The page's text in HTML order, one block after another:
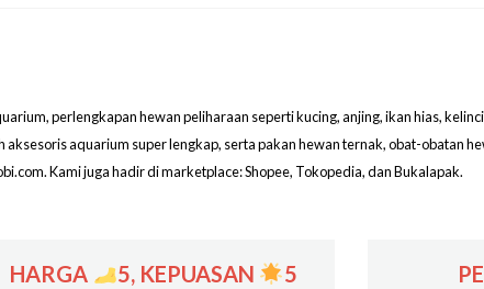
perlengkapan hewan peliharaan seperti kucing, anjing, ikan hias,
aquarium super lengkap, serta pakan hewan ternak, obat-obatan
Kami juga hadir di marketplace: Shopee, Tokopedia, dan Bukalapak.
HARGA 5, KEPUASAN 5